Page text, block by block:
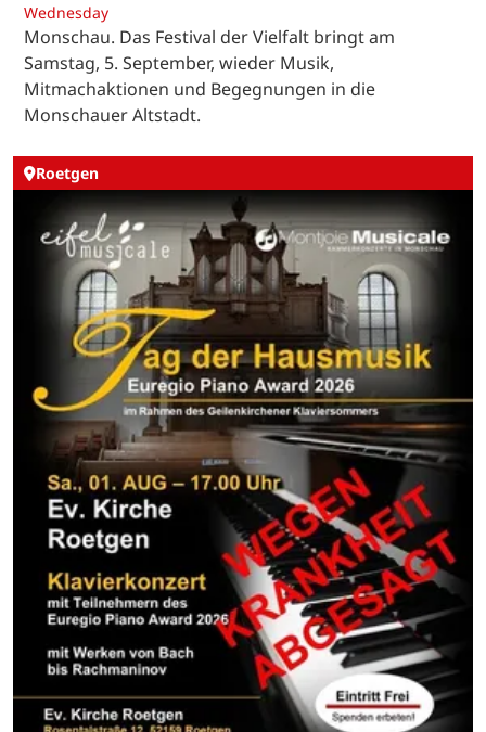
Wednesday
Monschau. Das Festival der Vielfalt bringt am
Samstag, 5. September, wieder Musik,
Mitmachaktionen und Begegnungen in die
Monschauer Altstadt.
Roetgen